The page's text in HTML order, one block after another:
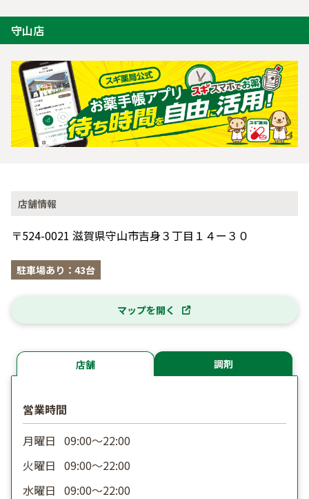
守山店
店舗情報
〒524-0021 滋賀県守山市吉身３丁目１４ー３０
駐車場あり：43台
マップを開く
店舗 調剤
営業時間
月曜日 09:00〜22:00
火曜日 09:00〜22:00
水曜日 09:00〜22:00